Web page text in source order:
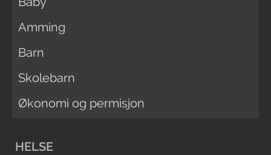
Amming
Barn
Skolebarn
Økonomi og permisjon
HELSE